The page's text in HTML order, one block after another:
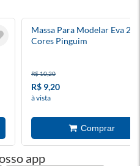
Massa Para Modelar Eva
Cores Pinguim
R$ 10,20
R$ 9,20
à vista
app